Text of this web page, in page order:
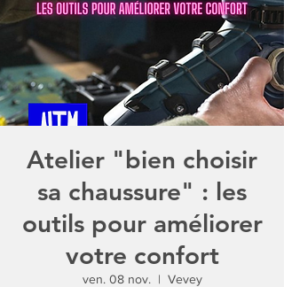
Atelier "bien choisir
sa chaussure" : les
outils pour améliorer
votre confort
ven. 08 nov.
  |
Vevey